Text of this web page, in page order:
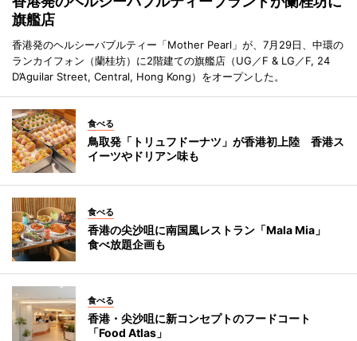
旗艦店
香港発のヘルシーバブルティー「Mother Pearl」が、7月29日、中環の
ランカイフォン（蘭桂坊）に2階建ての旗艦店（UG／F & LG／F, 24
D’Aguilar Street, Central, Hong Kong）をオープンした。
食べる
鳥取発「トリュフドーナツ」が香港初上陸 香港ス
イーツやドリアン味も
食べる
香港の尖沙咀に南国風レストラン「Mala Mia」
食べ放題企画も
食べる
香港・尖沙咀に新コンセプトのフードコート
「Food Atlas」